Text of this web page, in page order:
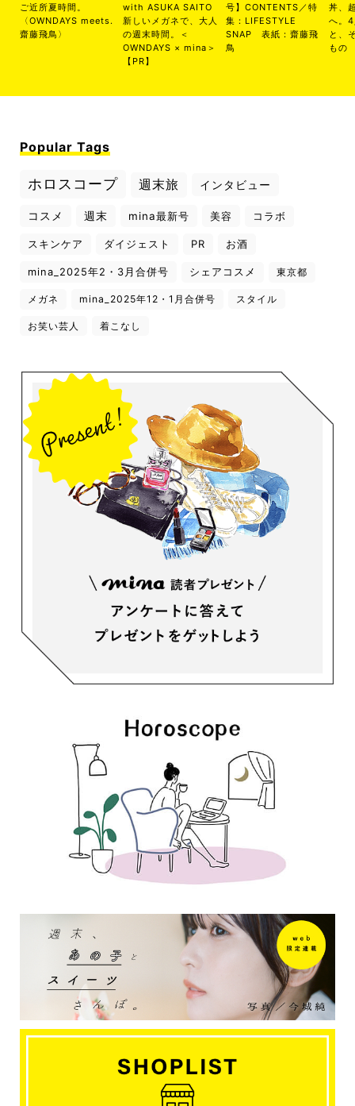
ご近所夏時間。
〈OWNDAYS meets.
齋藤飛鳥〉
with ASUKA SAITO
新しいメガネで、大人
の週末時間。＜
OWNDAYS × mina＞
【PR】
号】CONTENTS／特
集：LIFESTYLE
SNAP 表紙：齋藤飛
鳥
丼、
へ。
と、
もの
Popular Tags
ホロスコープ 週末旅 インタビュー
コスメ 週末 mina最新号 美容 コラボ
スキンケア ダイジェスト PR お酒
mina_2025年2・3月合併号 シェアコスメ 東京都
メガネ mina_2025年12・1月合併号 スタイル
お笑い芸人 着こなし